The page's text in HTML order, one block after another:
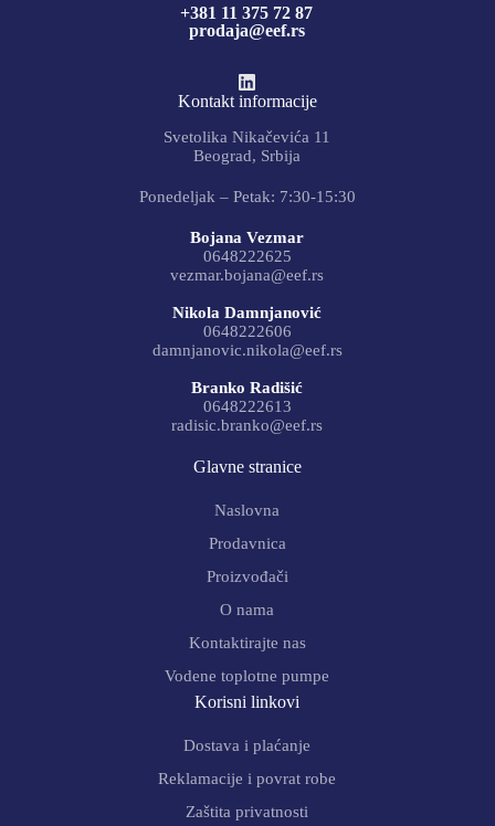
+381 11 375 72 87
prodaja@eef.rs
Kontakt informacije
Svetolika Nikačevića 11
Beograd, Srbija
Ponedeljak – Petak: 7:30-15:30
Bojana Vezmar
0648222625
vezmar.bojana@eef.rs
Nikola Damnjanović
0648222606
damnjanovic.nikola@eef.rs
Branko Radišić
0648222613
radisic.branko@eef.rs
Glavne stranice
Naslovna
Prodavnica
Proizvođači
O nama
Kontaktirajte nas
Vodene toplotne pumpe
Korisni linkovi
Dostava i plaćanje
Reklamacije i povrat robe
Zaštita privatnosti